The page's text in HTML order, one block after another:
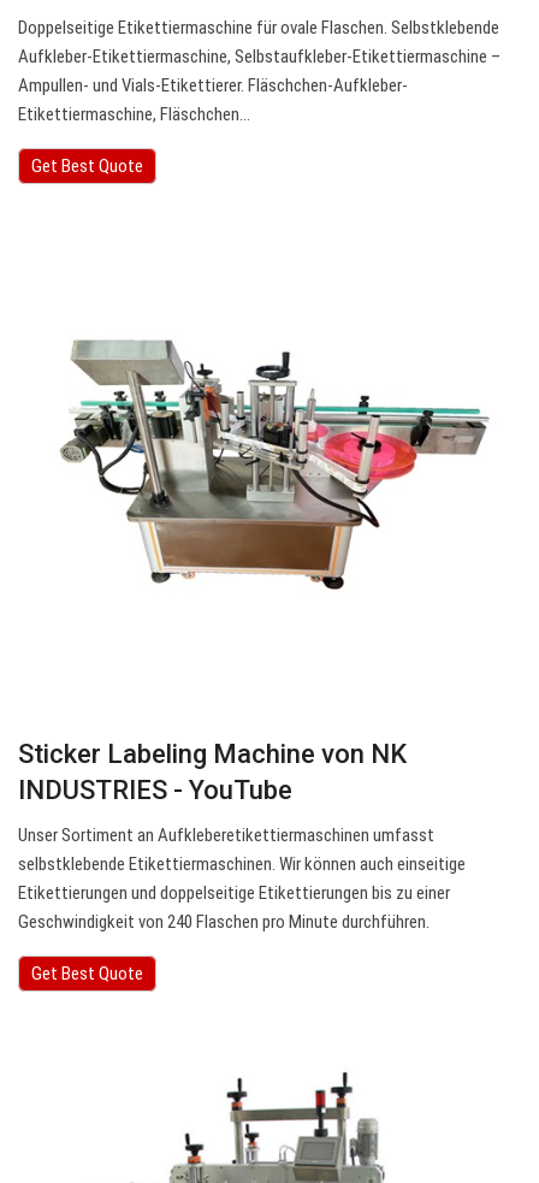
Doppelseitige Etikettiermaschine für ovale Flaschen. Selbstklebende
Aufkleber-Etikettiermaschine, Selbstaufkleber-Etikettiermaschine –
Ampullen- und Vials-Etikettierer. Fläschchen-Aufkleber-
Etikettiermaschine, Fläschchen…
Get Best Quote
Sticker Labeling Machine von NK
INDUSTRIES - YouTube
Unser Sortiment an Aufkleberetikettiermaschinen umfasst
selbstklebende Etikettiermaschinen. Wir können auch einseitige
Etikettierungen und doppelseitige Etikettierungen bis zu einer
Geschwindigkeit von 240 Flaschen pro Minute durchführen.
Get Best Quote